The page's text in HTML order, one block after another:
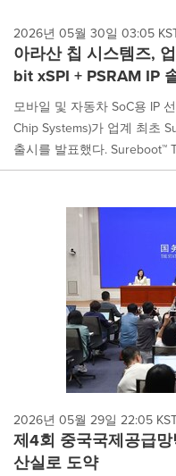
2026년 05월 30일 03:05
아라산 칩 시스템즈,
bit xSPI + PSRAM IP
모바일 및 자동차 SoC용 IP
Chip Systems)가 업계 최초
출시를 발표했다. Sureboot™
2026년 05월 29일 22:05
제4회 중국국제공급
산실로 도약